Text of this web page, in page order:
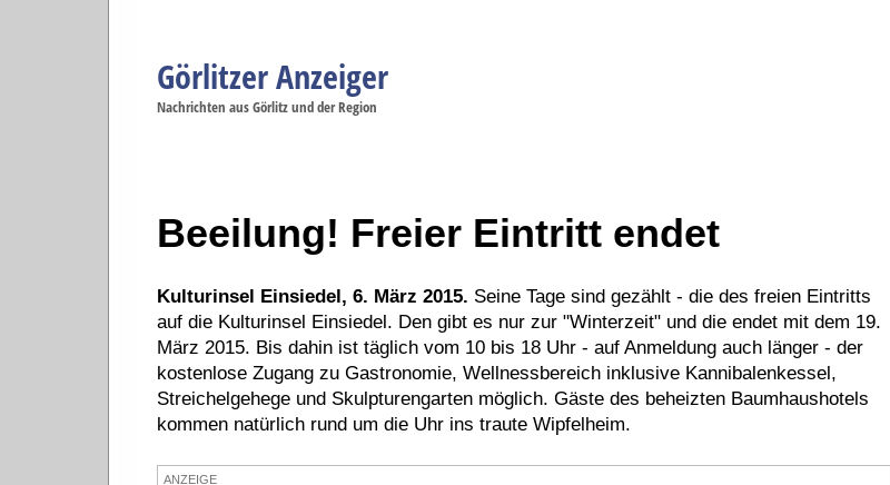
Görlitzer Anzeiger
Nachrichten aus Görlitz und der Region
Beeilung! Freier Eintritt endet
Kulturinsel Einsiedel, 6. März 2015. Seine Tage sind gezählt - die des freien Eintritts
auf die Kulturinsel Einsiedel. Den gibt es nur zur "Winterzeit" und die endet mit dem 19.
März 2015. Bis dahin ist täglich vom 10 bis 18 Uhr - auf Anmeldung auch länger - der
kostenlose Zugang zu Gastronomie, Wellnessbereich inklusive Kannibalenkessel,
Streichelgehege und Skulpturengarten möglich. Gäste des beheizten Baumhaushotels
kommen natürlich rund um die Uhr ins traute Wipfelheim.
ANZEIGE